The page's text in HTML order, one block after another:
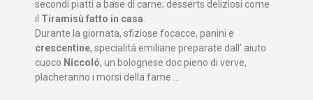
secondi piatti a base di carne; desserts deliziosi come
il Tiramisù fatto in casa
Durante la giornata, sfiziose focacce, panini e
crescentine, specialitá emiliane preparate dall’ aiuto
cuoco Niccoló, un bolognese doc pieno di verve,
placheranno i morsi della fame …